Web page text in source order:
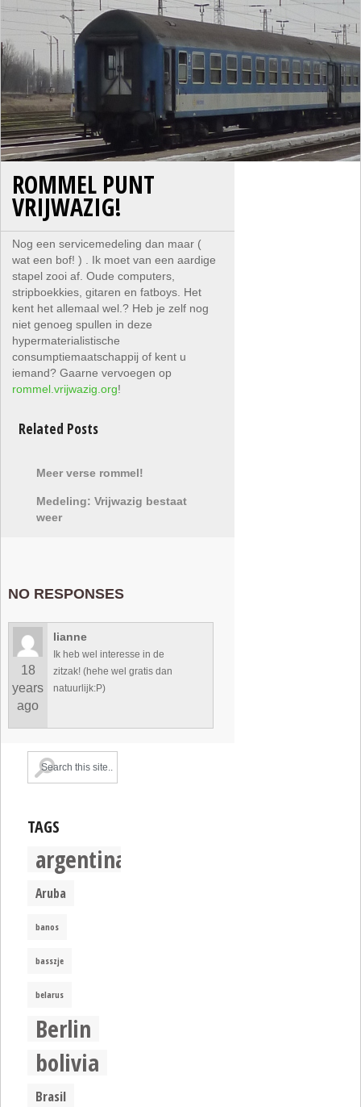
ROMMEL PUNT
VRIJWAZIG!
Nog een servicemedeling dan maar (
wat een bof! ) . Ik moet van een aardige
stapel zooi af. Oude computers,
stripboekkies, gitaren en fatboys. Het
kent het allemaal wel.? Heb je zelf nog
niet genoeg spullen in deze
hypermaterialistische
consumptiemaatschappij of kent u
iemand? Gaarne vervoegen op
rommel.vrijwazig.org!
Related Posts
Meer verse rommel!
Medeling: Vrijwazig bestaat
weer
NO RESPONSES
18
years
ago
lianne
Ik heb wel interesse in de
zitzak! (hehe wel gratis dan
natuurlijk:P)
TAGS
argentina
Aruba
banos
basszje
belarus
Berlin
bolivia
Brasil